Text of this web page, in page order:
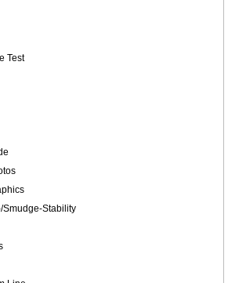
Test
Smudge-Stability